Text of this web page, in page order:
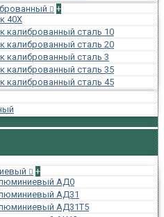
+
40Х
калиброванный сталь 10
калиброванный сталь 20
калиброванный сталь 3
калиброванный сталь 35
калиброванный сталь 45
+
АД0
АД31
АД31Т5